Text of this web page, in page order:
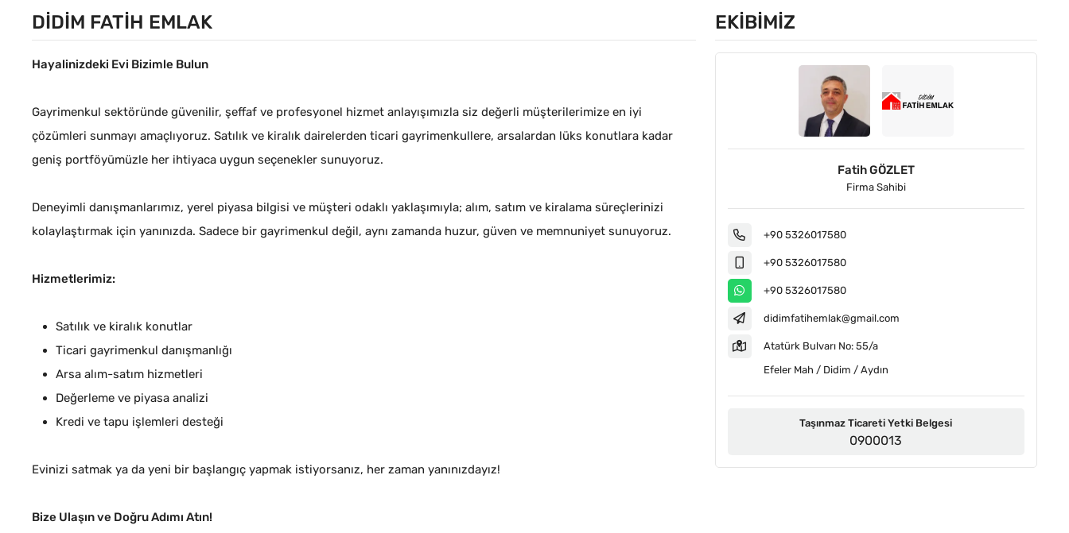
DIDIM FATIH EMLAK
Hayalinizdeki Evi Bizimle Bulun
Gayrimenkul sektöründe güvenilir, şeffaf ve profesyonel hizmet anlayışımızla siz değerli müşterilerimize en iyi
çözümleri sunmayı amaçlıyoruz. Satılık ve kiralık dairelerden ticari gayrimenkullere, arsalardan lüks konutlara kadar
geniş portföyümüzle her ihtiyaca uygun seçenekler sunuyoruz.
Deneyimli danışmanlarımız, yerel piyasa bilgisi ve müşteri odaklı yaklaşımıyla; alım, satım ve kiralama süreçlerinizi
kolaylaştırmak için yanınızda. Sadece bir gayrimenkul değil, aynı zamanda huzur, güven ve memnuniyet sunuyoruz.
Hizmetlerimiz:
Satılık ve kiralık konutlar
Ticari gayrimenkul danışmanlığı
Arsa alım-satım hizmetleri
Değerleme ve piyasa analizi
Kredi ve tapu işlemleri desteği
Evinizi satmak ya da yeni bir başlangıç yapmak istiyorsanız, her zaman yanınızdayız!
Bize Ulaşın ve Doğru Adımı Atın!
EKIBIMIZ
Fatih GÖZLET
Firma Sahibi
+90 5326017580
+90 5326017580
+90 5326017580
didimfatihemlak@gmail.com
Atatürk Bulvarı No: 55/a
Efeler Mah / Didim / Aydın
Taşınmaz Ticareti Yetki Belgesi
0900013